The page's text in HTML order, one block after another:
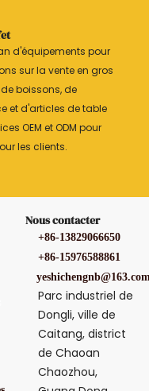
d'équipements pour
sur la vente en gros
boissons, de
et d'articles de table
OEM et ODM pour
les clients.
Nous contacter
+86-13829066650
+86-15976588861
Parc industriel de
Dongli, ville de
Caitang, district
de Chaoan
Chaozhou,